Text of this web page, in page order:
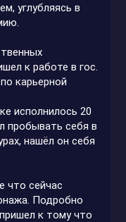
углубляясь в
к работе в гос.
карьерной
исполнилось 20
пробывать себя в
нашёл он себя
что сейчас
Подробно
к тому что